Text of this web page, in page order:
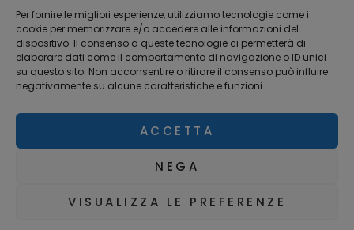
Per fornire le migliori esperienze, utilizziamo tecnologie come i
cookie per memorizzare e/o accedere alle informazioni del
dispositivo. Il consenso a queste tecnologie ci permetterà di
elaborare dati come il comportamento di navigazione o ID unici
su questo sito. Non acconsentire o ritirare il consenso può influire
negativamente su alcune caratteristiche e funzioni.
ACCETTA
NEGA
VISUALIZZA LE PREFERENZE
Privacy Policy
Contatti
Via F. Sforza, 1 - Milano
02 76020110
miginclinic@gmail.com
Buggio Laura – P. IVA 10044840964